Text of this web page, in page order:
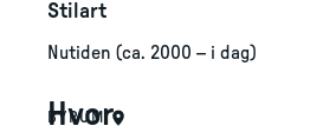
Stilart
Nutiden (ca. 2000 – i dag)
Hvor
BYRUM